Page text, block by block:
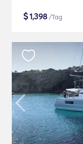
$1,398 /Tag